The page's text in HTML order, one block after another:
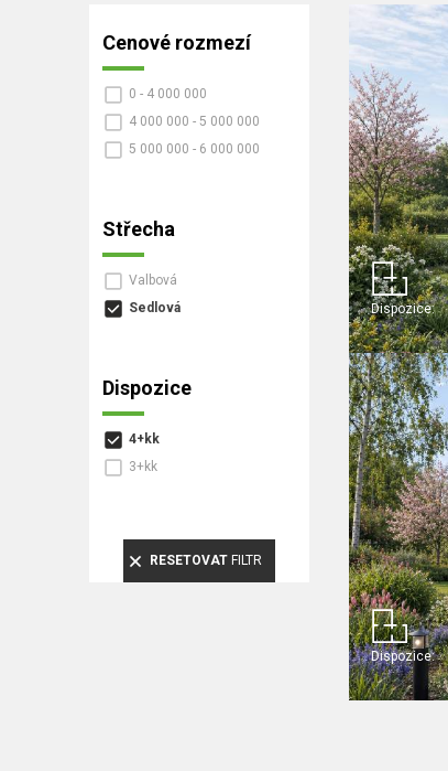
Cenové rozmezí
0 - 4 000 000
4 000 000 - 5 000 000
5 000 000 - 6 000 000
Střecha
Valbová
Sedlová
Dispozice
4+kk
3+kk
RESETOVATFILTR
Dispozice:
Dispozice: